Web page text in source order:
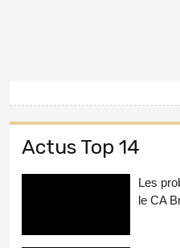
Actus Top 14
Les
le CA